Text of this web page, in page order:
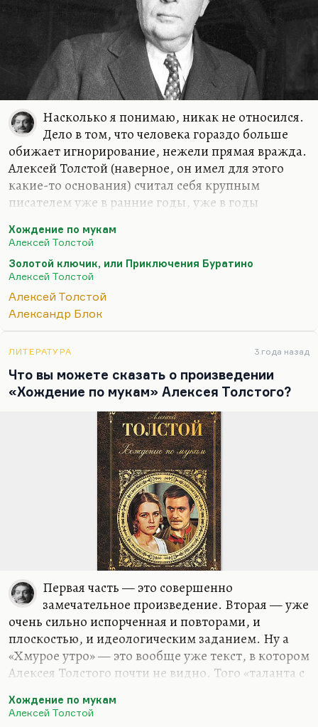
Насколько я понимаю, никак не относился.
Дело в том, что человека гораздо больше
обижает игнорирование, нежели прямая вражда.
Алексей Толстой (наверное, он имел для этого
какие-то основания) считал себя крупным
писателем уже в ранние годы, уже в годы
то засветился тогда в литературе только
истории с обезьяньим хвостом, которая так
довольно подробно, всю эту смешную
скандальную хронику), в истории с дуэлью Вакса
был секундантом, насколько я помню, Гумилева.
Могу путать, кстати. По-моему, Гумилева. В
общем, как бы то ни…
Хождение по мукам
Алексей Толстой
Золотой ключик, или Приключения Буратино
Алексей Толстой
Алексей Толстой
Александр Блок
ЛИТЕРАТУРА 3 года назад
Что вы можете сказать о произведении
«Хождение по мукам» Алексея Толстого?
Первая часть — это совершенно
замечательное произведение. Вторая — уже
очень сильно испорченная и повторами, и
плоскостью, и идеологическим заданием. Ну а
«Хмурое утро» — это вообще уже текст, в котором
Алексея Толстого почти не видно. Того «таланта с
уже там практически нельзя различить. Он
Хождение по мукам
Алексей Толстой